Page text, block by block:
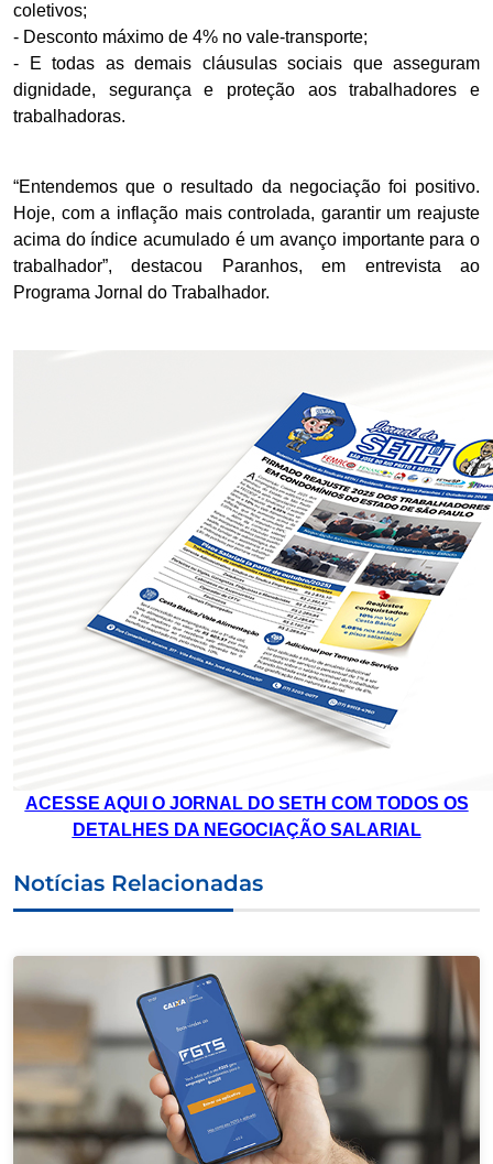
coletivos;
- Desconto máximo de 4% no vale-transporte;
- E todas as demais cláusulas sociais que asseguram
dignidade, segurança e proteção aos trabalhadores e
trabalhadoras.
“Entendemos que o resultado da negociação foi positivo.
Hoje, com a inflação mais controlada, garantir um reajuste
acima do índice acumulado é um avanço importante para o
trabalhador”, destacou Paranhos, em entrevista ao
Programa Jornal do Trabalhador.
ACESSE AQUI O JORNAL DO SETH COM TODOS OS
DETALHES DA NEGOCIAÇÃO SALARIAL
Notícias Relacionadas